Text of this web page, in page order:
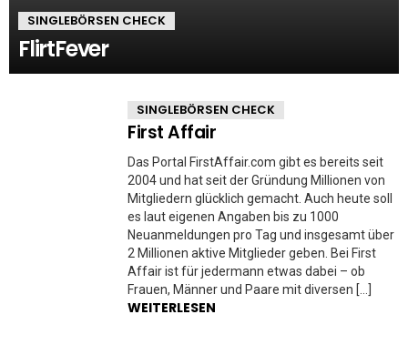
SINGLEBÖRSEN CHECK
FlirtFever
SINGLEBÖRSEN CHECK
First Affair
Das Portal FirstAffair.com gibt es bereits seit
2004 und hat seit der Gründung Millionen von
Mitgliedern glücklich gemacht. Auch heute soll
es laut eigenen Angaben bis zu 1000
Neuanmeldungen pro Tag und insgesamt über
2 Millionen aktive Mitglieder geben. Bei First
Affair ist für jedermann etwas dabei – ob
Frauen, Männer und Paare mit diversen […]
WEITERLESEN